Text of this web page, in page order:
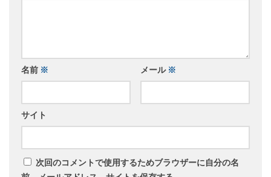
名前 ※ メール ※
サイト
次回のコメントで使用するためブラウザーに自分の名